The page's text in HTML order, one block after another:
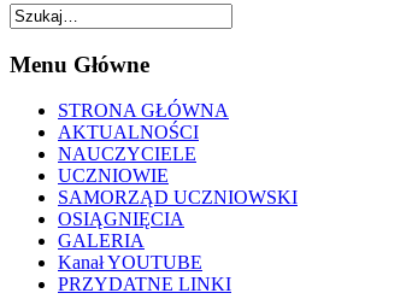
Menu Główne
STRONA GŁÓWNA
AKTUALNOŚCI
NAUCZYCIELE
UCZNIOWIE
SAMORZĄD UCZNIOWSKI
OSIĄGNIĘCIA
GALERIA
Kanał YOUTUBE
PRZYDATNE LINKI